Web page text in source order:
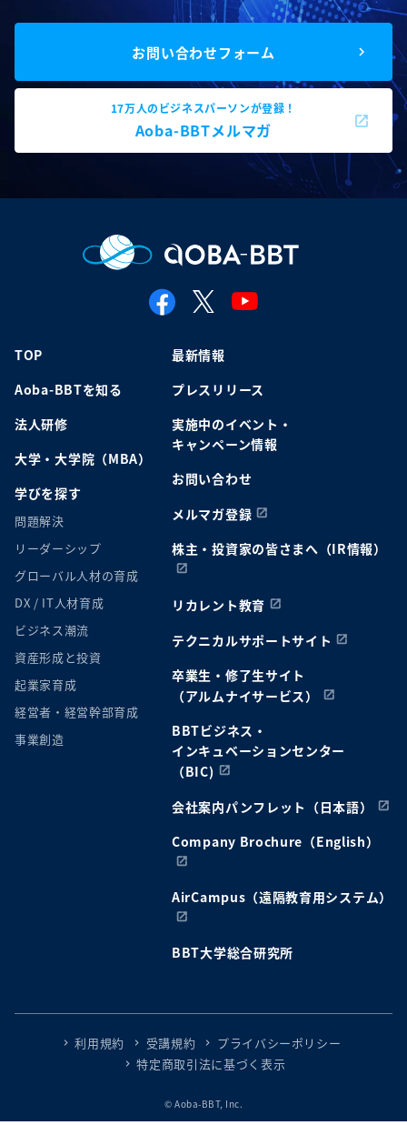
お問い合わせフォーム
17万人のビジネスパーソンが登録！
Aoba-BBTメルマガ
TOP
Aoba-BBTを知る
法人研修
大学・大学院（MBA）
学びを探す
問題解決
リーダーシップ
グローバル人材の育成
DX / IT人材育成
ビジネス潮流
資産形成と投資
起業家育成
経営者・経営幹部育成
事業創造
最新情報
プレスリリース
実施中のイベント・
キャンペーン情報
お問い合わせ
メルマガ登録
株主・投資家の皆さまへ（IR情報）
リカレント教育
テクニカルサポートサイト
卒業生・修了生サイト
（アルムナイサービス）
BBTビジネス・
インキュベーションセンター
（BIC)
会社案内パンフレット（日本語）
Company Brochure（English）
AirCampus（遠隔教育用システム）
BBT大学総合研究所
© Aoba-BBT, Inc.
利用規約 受講規約
プライバシーポリシー
特定商取引法に基づく表示